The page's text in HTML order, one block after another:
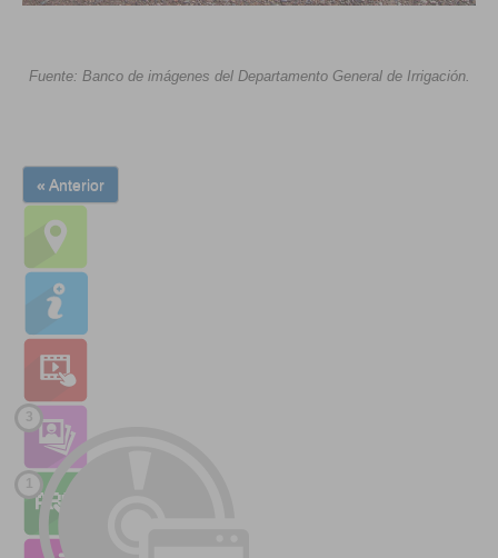
Fuente: Banco de imágenes del Departamento General de Irrigación.
« Anterior
3
1